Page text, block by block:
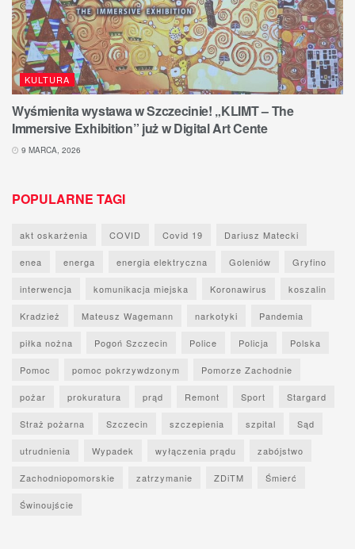
KULTURA
Wyśmienita wystawa w Szczecinie! „KLIMT – The
Immersive Exhibition” już w Digital Art Cente
9 MARCA, 2026
POPULARNE TAGI
akt oskarżenia COVID Covid 19 Dariusz Matecki
enea energa energia elektryczna Goleniów Gryfino
interwencja komunikacja miejska Koronawirus koszalin
Kradzież Mateusz Wagemann narkotyki Pandemia
piłka nożna Pogoń Szczecin Police Policja Polska
Pomoc pomoc pokrzywdzonym Pomorze Zachodnie
pożar prokuratura prąd Remont Sport Stargard
Straż pożarna Szczecin szczepienia szpital Sąd
utrudnienia Wypadek wyłączenia prądu zabójstwo
Zachodniopomorskie zatrzymanie ZDiTM Śmierć
Świnoujście